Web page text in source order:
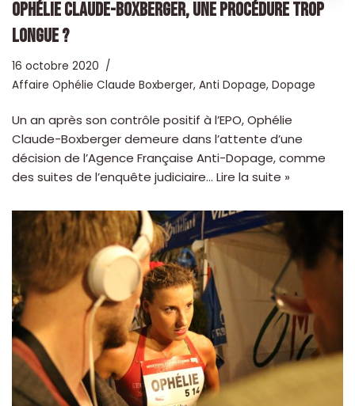
OPHÉLIE CLAUDE-BOXBERGER, UNE PROCÉDURE TROP
LONGUE ?
16 octobre 2020
Affaire Ophélie Claude Boxberger, Anti Dopage, Dopage
Un an après son contrôle positif à l’EPO, Ophélie
Claude-Boxberger demeure dans l’attente d’une
décision de l’Agence Française Anti-Dopage, comme
des suites de l’enquête judiciaire… Lire la suite »